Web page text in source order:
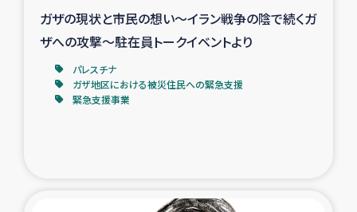
ガザ空爆被災者への食料支援と農家生産支援
ガザ地区における羊の畜産支援
ガザ地区酪農を通した女性グループの生計支援
ガザの現状と市民の想い～イラン戦争の陰で続くガ
ザへの攻撃～駐在員トークイベントより
パレスチナ
ガザ地区における被災住民への緊急支援
緊急支援事業